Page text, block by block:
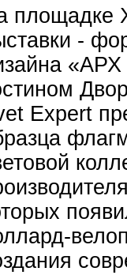
площадке
-
Expert